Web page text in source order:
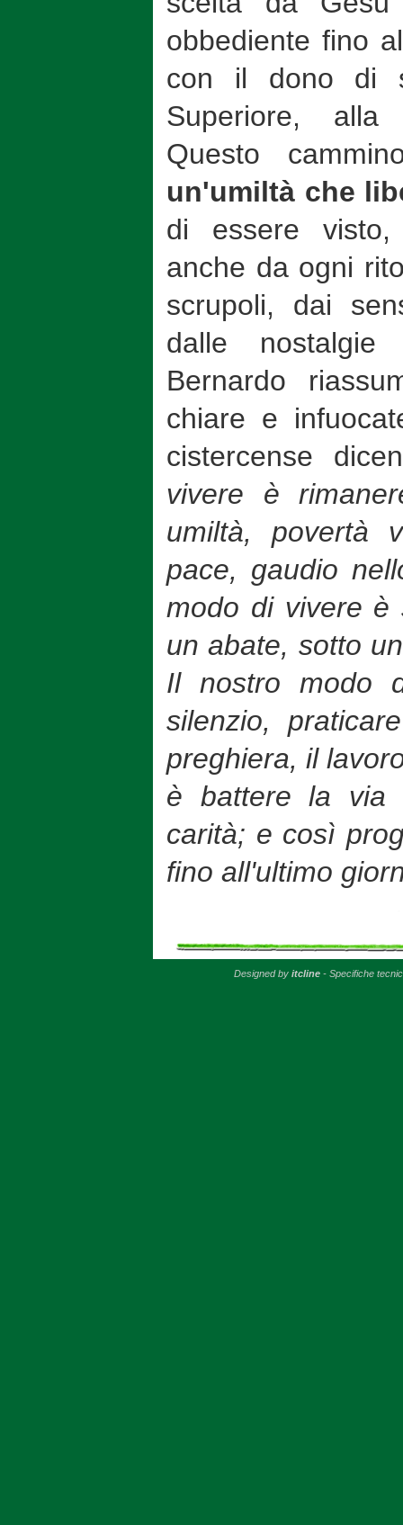
obbediente fino
con il dono di
Superiore,
Questo
un'umiltà che
di essere visto,
anche da ogni
scrupoli, dai
dalle
Bernardo
chiare e
cistercense
vivere è
umiltà, povertà
pace, gaudio
modo di vivere è
un abate, sotto
Il nostro modo
silenzio,
preghiera, il
è battere la via
carità; e così
fino all'ultimo
Designed by itcline- Specifiche